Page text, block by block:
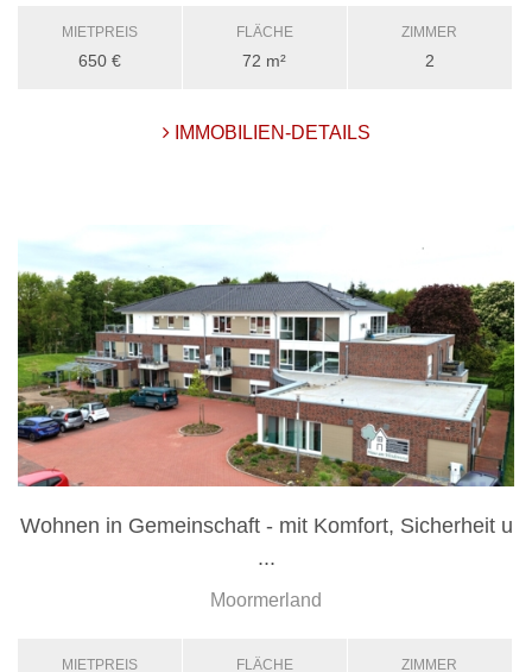
MIETPREIS
650 €
FLÄCHE
72 m²
ZIMMER
2
IMMOBILIEN-DETAILS
Wohnen in Gemeinschaft - mit Komfort, Sicherheit u
...
Moormerland
MIETPREIS FLÄCHE ZIMMER